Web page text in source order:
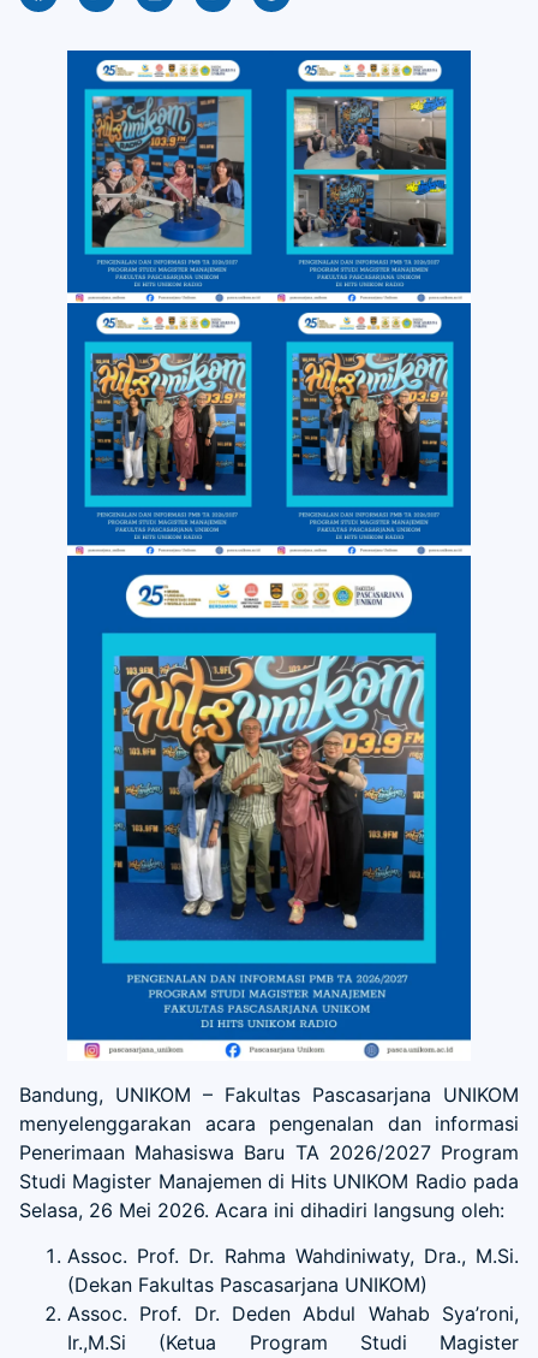
Bandung, UNIKOM – Fakultas Pascasarjana UNIKOM
menyelenggarakan acara pengenalan dan informasi
Penerimaan Mahasiswa Baru TA 2026/2027 Program
Studi Magister Manajemen di Hits UNIKOM Radio pada
Selasa, 26 Mei 2026. Acara ini dihadiri langsung oleh:
Assoc. Prof. Dr. Rahma Wahdiniwaty, Dra., M.Si.
(Dekan Fakultas Pascasarjana UNIKOM)
Assoc. Prof. Dr. Deden Abdul Wahab Sya’roni,
Ir.,M.Si (Ketua Program Studi Magister